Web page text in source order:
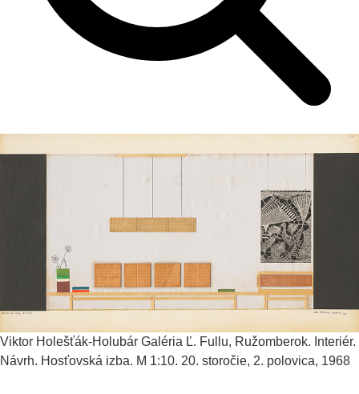
Viktor Holešťák-Holubár Galéria Ľ. Fullu, Ružomberok. Interiér.
Návrh. Hosťovská izba. M 1:10. 20. storočie, 2. polovica, 1968